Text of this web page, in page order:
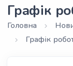
Графік
Головна
Графік